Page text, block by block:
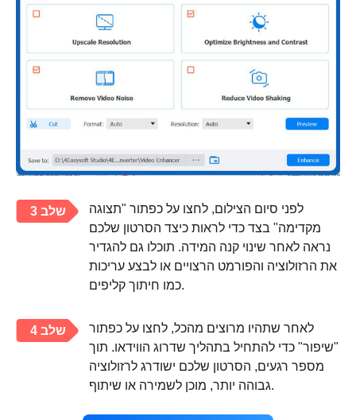
שלב 3
לפני סיום הצילום, לחצו על כפתור "תצוגה
מקדימה" בצד כדי לראות כיצד הסרטון שלכם
נראה לאחר שינוי קנה המידה. תוכלו גם להגדיר
את הרזולוציה והפורמט הרצויים או לבצע עריכות
כמו חיתוך קליפים.
שלב 4
לאחר שתהיו מרוצים מהכל, לחצו על כפתור
"שיפור" כדי להתחיל בתהליך שדרוג הווידאו. תוך
מספר רגעים, הסרטון שלכם ישודרג לרזולוציה
גבוהה יותר, מוכן לשמירה או שיתוף.